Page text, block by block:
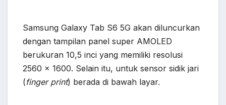
Samsung Galaxy Tab S6 5G akan diluncurkan
dengan tampilan panel super AMOLED
berukuran 10,5 inci yang memiliki resolusi
2560 x 1600. Selain itu, untuk sensor sidik jari
(finger print) berada di bawah layar.